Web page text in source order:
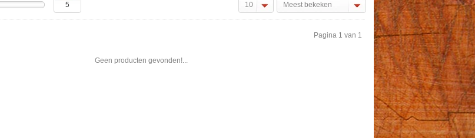
10 Meest bekeken
Geen producten gevonden!...
Pagina 1 van 1